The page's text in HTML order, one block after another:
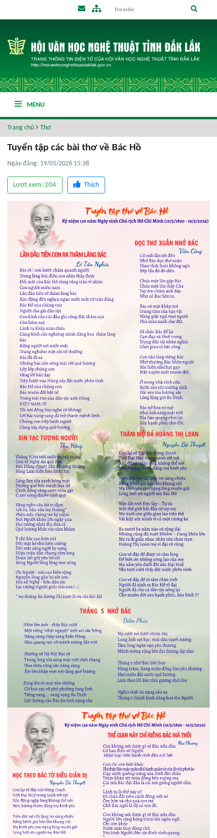
MENU
Trang chủ Thơ
Tuyển tập các bài thơ về Bác Hồ
Ngày đăng: 19/05/2026 15:38
Lượt xem: 204 Thích